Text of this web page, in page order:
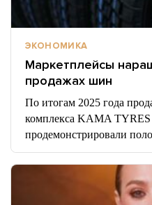
ЭКОНОМИКА
Маркетплейсы
продажах шин
По итогам 2025 года
комплекса KAMA TYRES
продемонстрировали